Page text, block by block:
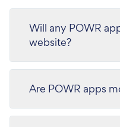
Will any POWR
website?
Are POWR apps